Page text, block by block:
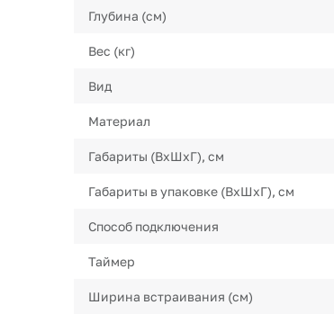
Глубина (см)
Вес (кг)
Вид
Материал
Габариты (ВхШхГ), см
Габариты в упаковке (ВхШхГ), см
Способ подключения
Таймер
Ширина встраивания (см)